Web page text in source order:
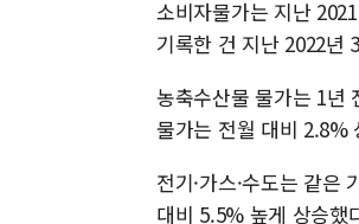
소비자물가는 지난
기록한 건 지난 2022년
농축수산물 물가는 1년
물가는 전월 대비 2.8%
전기·가스·수도는 같은
대비 5.5% 높게 상승했